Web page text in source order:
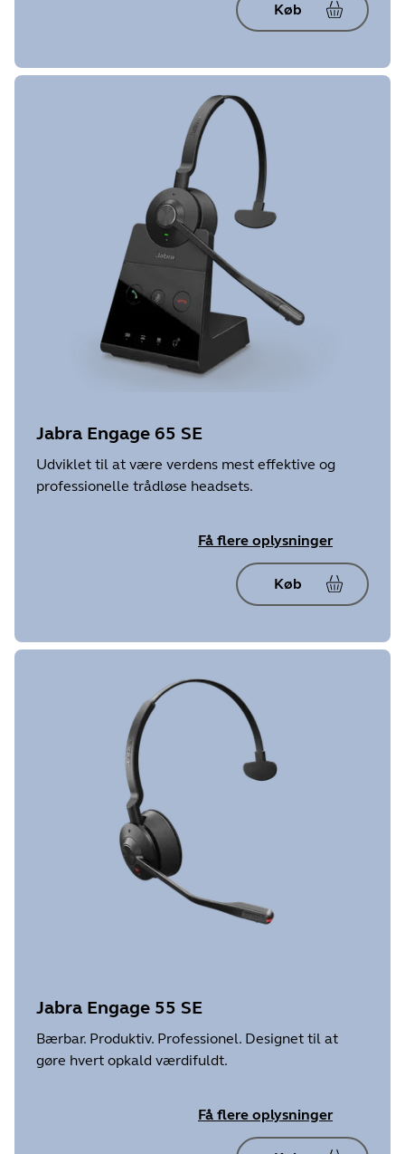
Køb
Jabra Engage 65 SE
Udviklet til at være verdens mest effektive og
professionelle trådløse headsets.
Få flere oplysninger
Køb
Jabra Engage 55 SE
Bærbar. Produktiv. Professionel. Designet til at
gøre hvert opkald værdifuldt.
Få flere oplysninger